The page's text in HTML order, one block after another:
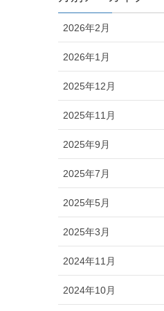
2026年2月
2026年1月
2025年12月
2025年11月
2025年9月
2025年7月
2025年5月
2025年3月
2024年11月
2024年10月